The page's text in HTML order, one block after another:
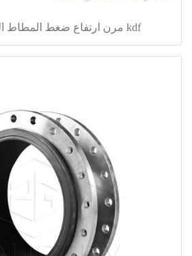
kdf مرن ارتفاع ضغط المطاط المجال المفصل